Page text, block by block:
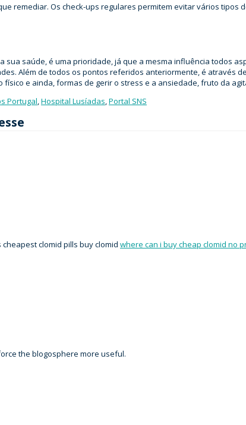
remediar. Os check-ups regulares permitem evitar vários
sua saúde, é uma prioridade, já que a mesma influência todos
Além de todos os pontos referidos anteriormente, é através
físico e ainda, formas de gerir o stress e a ansiedade, fruto da
Portugal,Hospital Lusíadas,Portal SNS
clomid pills buy clomid where can i buy cheap clomid no
the blogosphere more useful.